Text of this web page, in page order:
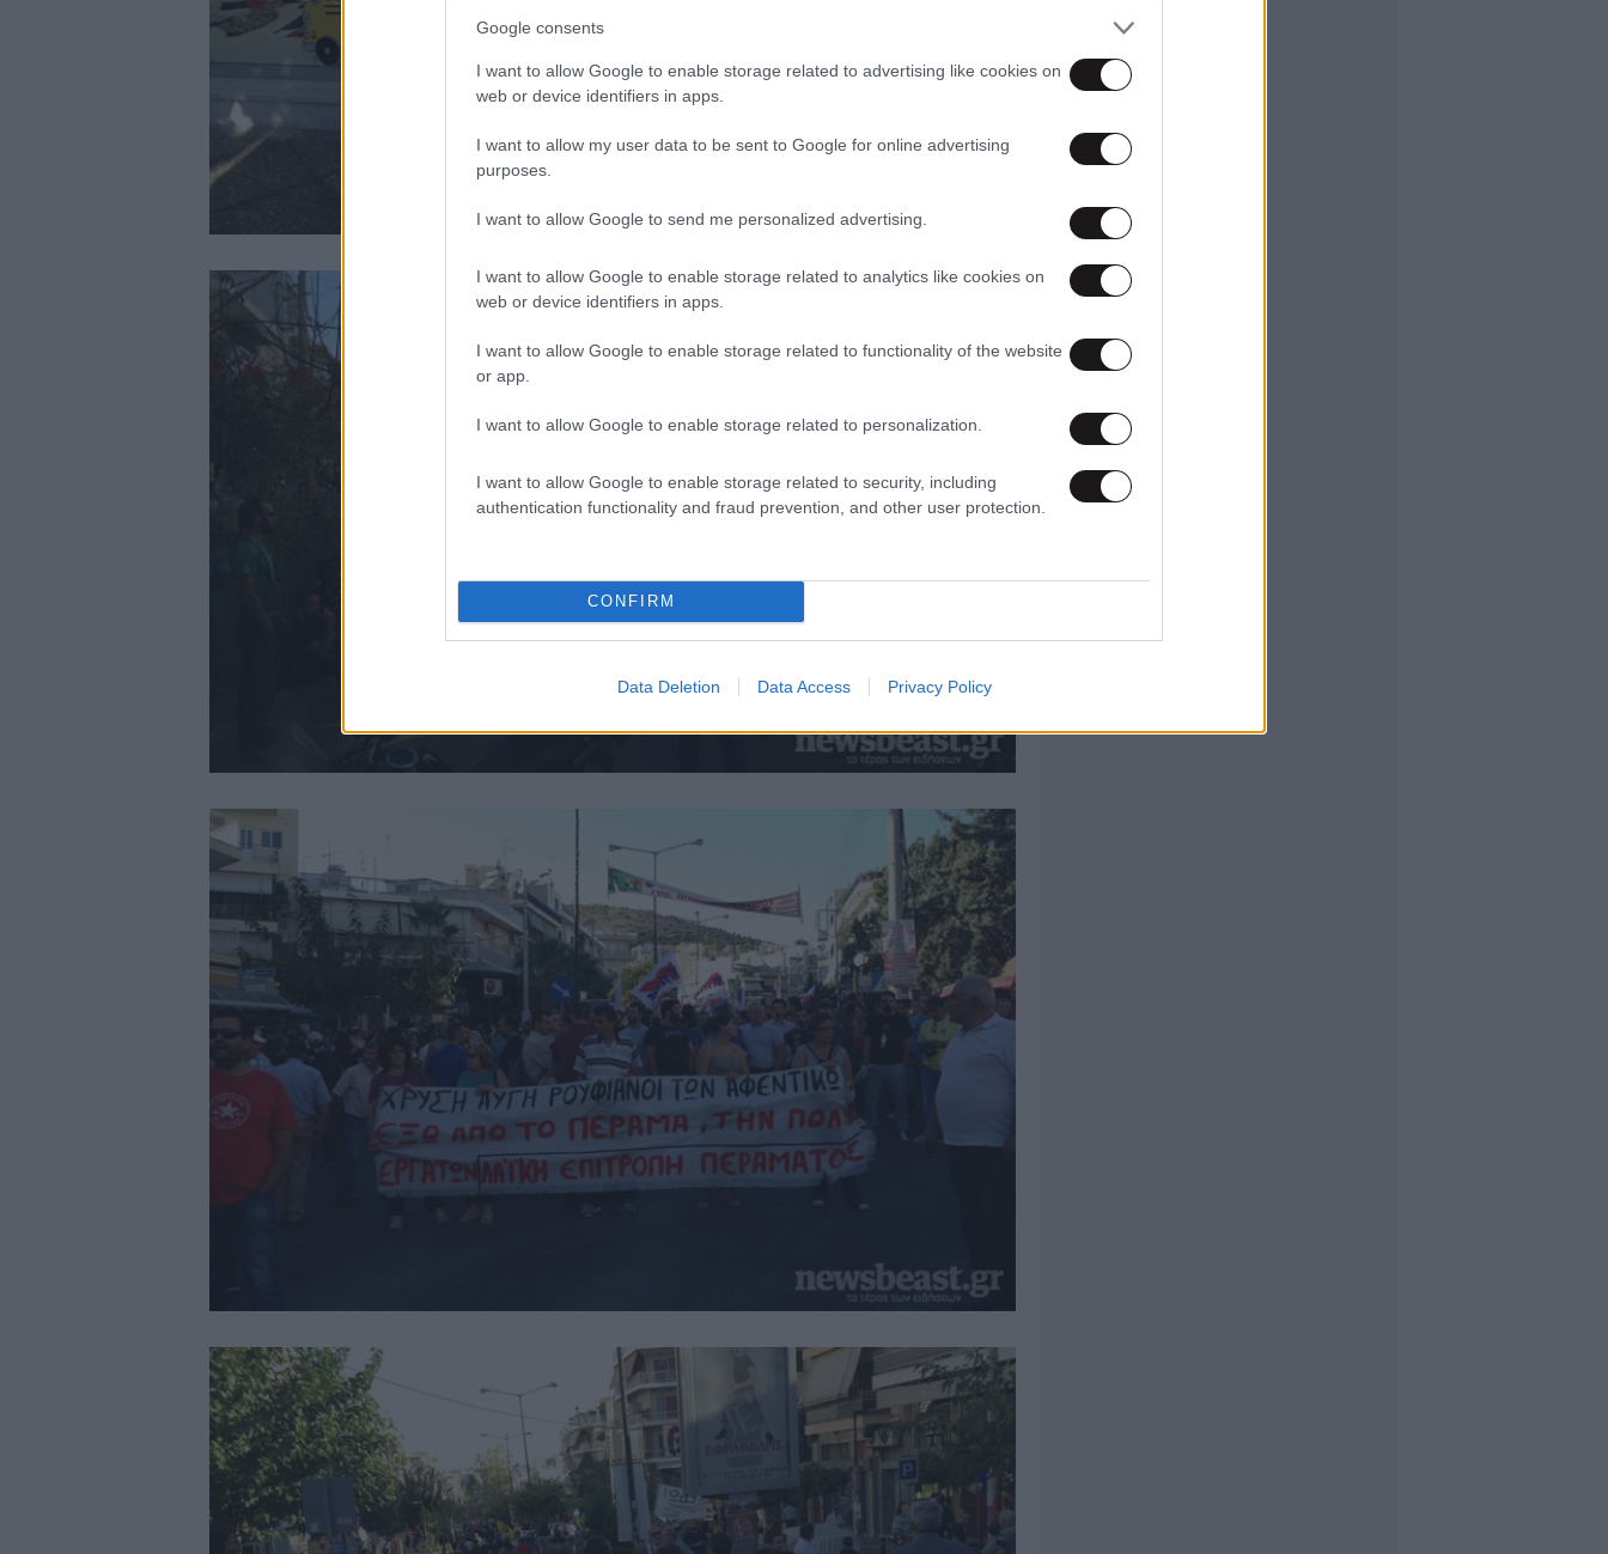
Google consents
I want to allow Google to enable storage related to advertising like cookies on
web or device identifiers in apps.
I want to allow my user data to be sent to Google for online advertising
purposes.
I want to allow Google to send me personalized advertising.
I want to allow Google to enable storage related to analytics like cookies on
web or device identifiers in apps.
I want to allow Google to enable storage related to functionality of the website
or app.
I want to allow Google to enable storage related to personalization.
I want to allow Google to enable storage related to security, including
authentication functionality and fraud prevention, and other user protection.
CONFIRM
Data Deletion Data Access Privacy Policy